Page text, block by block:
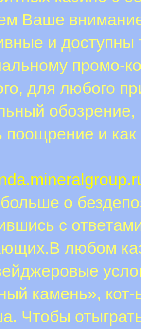
Ваше
и доступны
промо-
для любого
обозрение,
поощрение и
о
с
любом
камень»,
Чтобы